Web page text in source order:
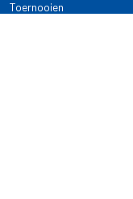
Toernooien